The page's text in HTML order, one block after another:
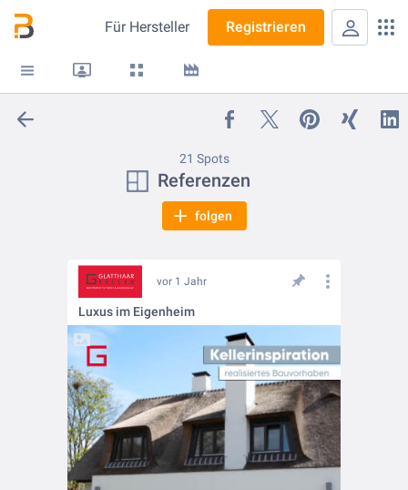
Für Hersteller Registrieren
21 Spots
Referenzen
folgen
vor 1 Jahr
Luxus im Eigenheim